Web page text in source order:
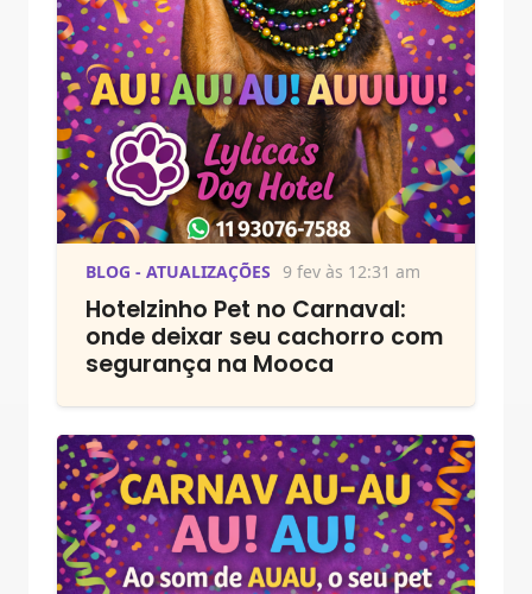
BLOG - ATUALIZAÇÕES 9 fev às 12:31 am
Hotelzinho Pet no Carnaval:
onde deixar seu cachorro com
segurança na Mooca